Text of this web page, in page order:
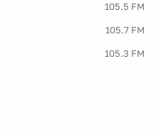
105.5 FM
105.7 FM
105.3 FM